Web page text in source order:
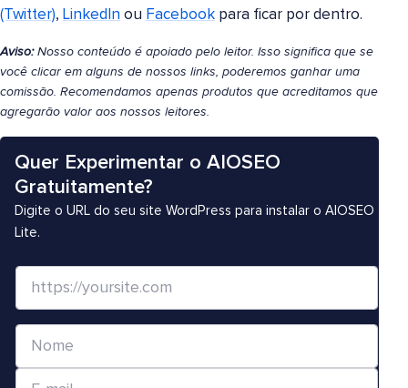
(Twitter), LinkedIn ou Facebook para ficar por dentro.
Aviso:Nosso conteúdo é apoiado pelo leitor. Isso significa que se
você clicar em alguns de nossos links, poderemos ganhar uma
comissão. Recomendamos apenas produtos que acreditamos que
agregarão valor aos nossos leitores.
Quer Experimentar o AIOSEO
Gratuitamente?
Digite o URL do seu site WordPress para instalar o AIOSEO
Lite.
t
/